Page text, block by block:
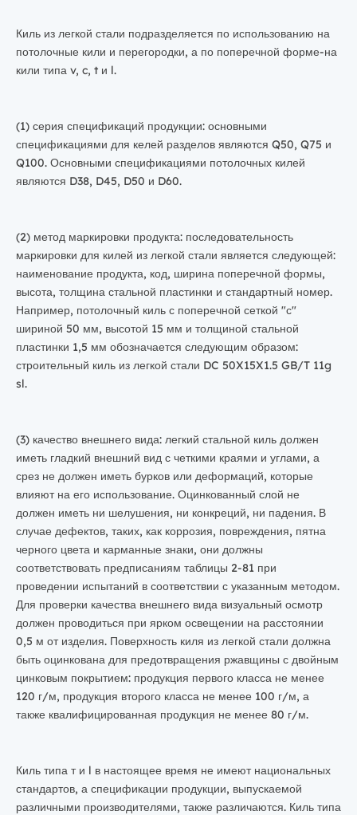
Киль из легкой стали подразделяется по использованию на
потолочные кили и перегородки, а по поперечной форме-на
кили типа v, c, t и l.
(1) серия спецификаций продукции: основными
спецификациями для келей разделов являются Q50, Q75 и
Q100. Основными спецификациями потолочных килей
являются D38, D45, D50 и D60.
(2) метод маркировки продукта: последовательность
маркировки для килей из легкой стали является следующей:
наименование продукта, код, ширина поперечной формы,
высота, толщина стальной пластинки и стандартный номер.
Например, потолочный киль с поперечной сеткой "с"
шириной 50 мм, высотой 15 мм и толщиной стальной
пластинки 1,5 мм обозначается следующим образом:
строительный киль из легкой стали DC 50X15X1.5 GB/T 11g
sl.
(3) качество внешнего вида: легкий стальной киль должен
иметь гладкий внешний вид с четкими краями и углами, а
срез не должен иметь бурков или деформаций, которые
влияют на его использование. Оцинкованный слой не
должен иметь ни шелушения, ни конкреций, ни падения. В
случае дефектов, таких, как коррозия, повреждения, пятна
черного цвета и карманные знаки, они должны
соответствовать предписаниям таблицы 2-81 при
проведении испытаний в соответствии с указанным методом.
Для проверки качества внешнего вида визуальный осмотр
должен проводиться при ярком освещении на расстоянии
0,5 м от изделия. Поверхность киля из легкой стали должна
быть оцинкована для предотвращения ржавщины с двойным
цинковым покрытием: продукция первого класса не менее
120 г/м, продукция второго класса не менее 100 г/м, а
также квалифицированная продукция не менее 80 г/м.
Киль типа т и l в настоящее время не имеют национальных
стандартов, а спецификации продукции, выпускаемой
различными производителями, также различаются. Киль типа